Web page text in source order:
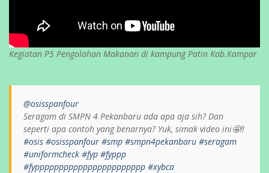
Kegiatan P5 Pengolahan Makanan di kampung Patin Kab.Kampar
@osisspanfour
Seragam di SMPN 4 Pekanbaru ada apa aja sih? Dan
seperti apa contoh yang benarnya? Yuk, simak video ini🤩‼️
#osis #osisspanfour #smp #smpn4pekanbaru #seragam
#uniformcheck #fyp #fyppp
#fyppppppppppppppppppppppp #xybca